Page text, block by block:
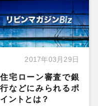
2017年03月29日
住宅ローン審査で銀
行などにみられるポ
イントとは？